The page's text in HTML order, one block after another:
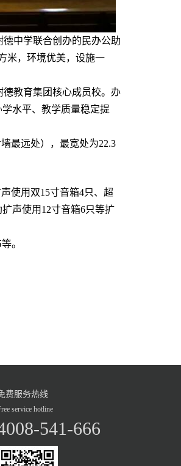
中学联合创办的民办公助
米，环境优美，设施一
教育集团核心成员校。办
水平、教学质量稳定提
最远处），最宽处为22.3
使用双15寸音箱4只、超
声使用12寸音箱6只等扩
。
费服务热线
service hotline
541-666